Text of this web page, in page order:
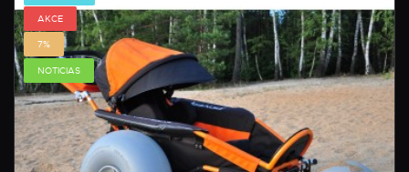
AKCE
7%
NOTICIAS